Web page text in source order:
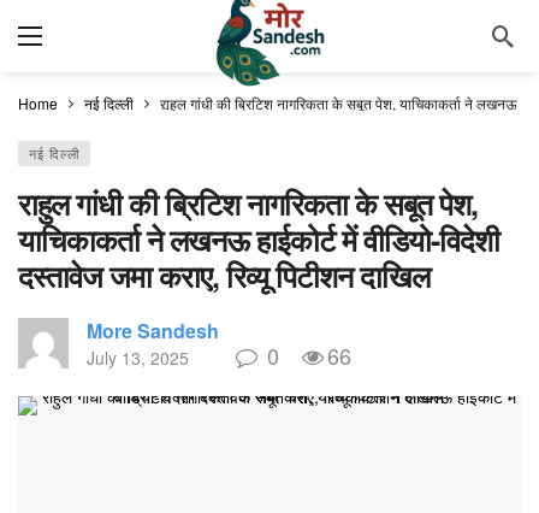
Home नई दिल्ली राहुल गांधी की ब्रिटिश नागरिकता के सबूत पेश, याचिकाकर्ता ने लखनऊ
नई दिल्ली
राहुल गांधी की ब्रिटिश नागरिकता के सबूत पेश,
याचिकाकर्ता ने लखनऊ हाईकोर्ट में वीडियो-विदेशी
दस्तावेज जमा कराए, रिव्यू पिटीशन दाखिल
More Sandesh
July 13, 2025 0 66